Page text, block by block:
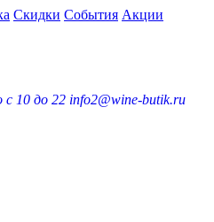
Скидки События Акции
с 10 до 22 info2@wine-butik.ru